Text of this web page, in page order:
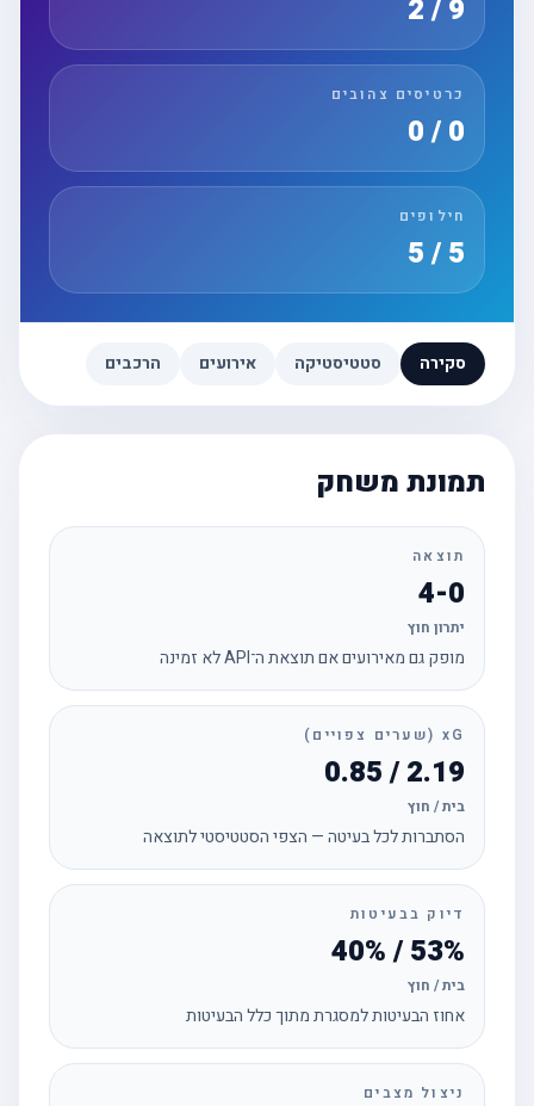
כרטיסים צהובים
חילופים
סקירה סטטיסטיקה אירועים הרכבים
תמונת משחק
תוצאה
4-0
יתרון חוץ
מופק גם מאירועים אם תוצאת ה־API לא זמינה
xG (שערים צפויים)
2.19 / 0.85
בית / חוץ
הסתברות לכל בעיטה — הצפי הסטטיסטי לתוצאה
דיוק בבעיטות
53% / 40%
בית / חוץ
אחוז הבעיטות למסגרת מתוך כלל הבעיטות
ניצול מצבים